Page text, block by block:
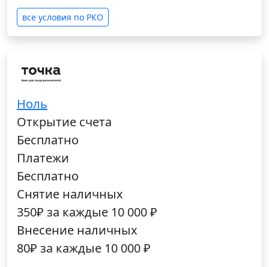
все условия по РКО
Ноль
Открытие счета
Бесплатно
Платежи
Бесплатно
Снятие наличных
350₽ за каждые 10 000 ₽
Внесение наличных
80₽ за каждые 10 000 ₽